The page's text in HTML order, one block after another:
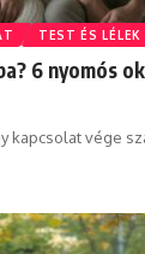
TEST ÉS LÉLEK
6 nyomós
kapcsolat vége